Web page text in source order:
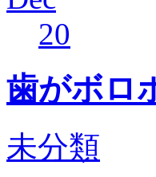
20
歯がボロ
未分類